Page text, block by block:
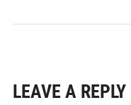
LEAVE A REPLY